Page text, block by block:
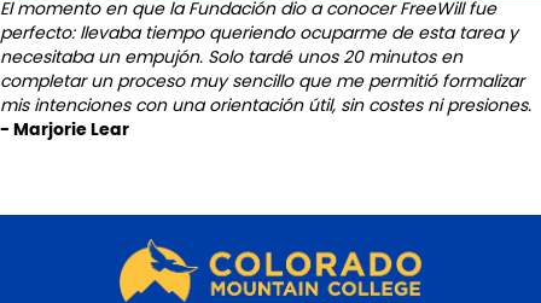
El momento en que la Fundación dio a conocer FreeWill fue
perfecto: llevaba tiempo queriendo ocuparme de esta tarea y
necesitaba un empujón. Solo tardé unos 20 minutos en
completar un proceso muy sencillo que me permitió formalizar
mis intenciones con una orientación útil, sin costes ni presiones.
- Marjorie Lear